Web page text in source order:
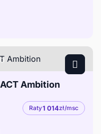
Ambition
Raty1 014zł/msc